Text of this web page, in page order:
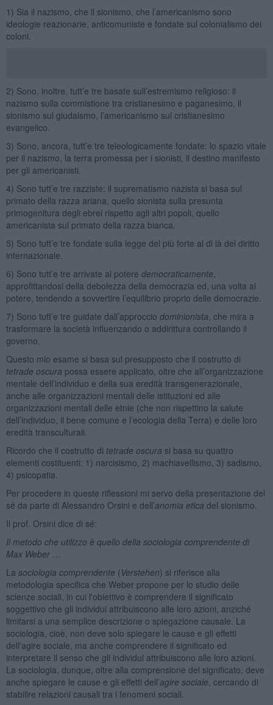
1) Sia il nazismo, che il sionismo, che l’americanismo sono
ideologie reazionarie, anticomuniste e fondate sul colonialismo dei
coloni.
2) Sono, inoltre, tutt’e tre basate sull’estremismo religioso: il
nazismo sulla commistione tra cristianesimo e paganesimo, il
sionismo sul giudaismo, l’americanismo sul cristianesimo
evangelico.
3) Sono, ancora, tutt’e tre teleologicamente fondate: lo spazio vitale
per il nazismo, la terra promessa per i sionisti, il destino manifesto
per gli americanisti.
4) Sono tutt’e tre razziste: il suprematismo nazista si basa sul
primato della razza ariana, quello sionista sulla presunta
primogenitura degli ebrei rispetto agli altri popoli, quello
americanista sul primato della razza bianca.
5) Sono tutt’e tre fondate sulla legge del più forte al di là del diritto
internazionale.
6) Sono tutt’e tre arrivate al potere democraticamente
approfittandosi della debolezza della democrazia ed, una volta al
potere, tendendo a sovvertire l’equilibrio proprio delle democrazie.
7) Sono tutt’e tre guidate dall’approccio dominionista , che mira a
trasformare la società influenzando o addirittura controllando il
governo.
Questo mio esame si basa sul presupposto che il costrutto di
tetrade oscura possa essere applicato, oltre che all’organizzazione
mentale dell’individuo e della sua eredità transgenerazionale,
anche alle organizzazioni mentali delle istituzioni ed alle
organizzazioni mentali delle etnie (che non rispettino la salute
dell’individuo, il bene comune e l’ecologia della Terra) e delle loro
eredità transculturali.
Ricordo che il costrutto di tetrade oscura si basa su quattro
elementi costituenti: 1) narcisismo, 2) machiavellismo, 3) sadismo,
4) psicopatia.
Per procedere in queste riflessioni mi servo della presentazione del
sé da parte di Alessandro Orsini e dell’anomia etica del sionismo.
Il prof. Orsini dice di sé:
Il metodo che utilizzo è quello della sociologia comprendente di
Max Weber …
La sociologia comprendente (Verstehen) si riferisce alla
metodologia specifica che Weber propone per lo studio delle
scienze sociali, in cui l'obiettivo è comprendere il significato
soggettivo che gli individui attribuiscono alle loro azioni, anziché
limitarsi a una semplice descrizione o spiegazione causale. La
sociologia, cioè, non deve solo spiegare le cause e gli effetti
dell'agire sociale, ma anche comprendere il significato ed
interpretare il senso che gli individui attribuiscono alle loro azioni.
La sociologia, dunque, oltre alla comprensione del significato, deve
anche spiegare le cause e gli effetti dell’agire sociale , cercando di
stabilire relazioni causali tra i fenomeni sociali.